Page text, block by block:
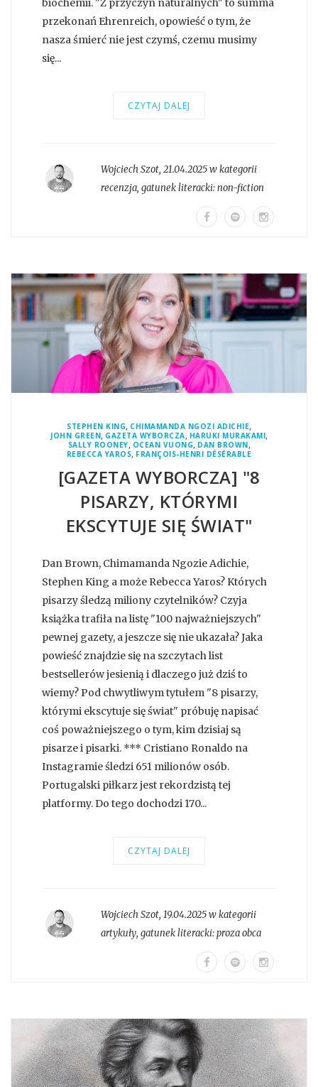
biochemii. "Z przyczyn naturalnych" to summa
przekonań Ehrenreich, opowieść o tym, że
nasza śmierć nie jest czymś, czemu musimy
się...
CZYTAJ DALEJ
Wojciech Szot, 21.04.2025 w kategorii
recenzja, gatunek literacki:non-fiction
STEPHEN KING, CHIMAMANDA NGOZI ADICHIE,
JOHN GREEN, GAZETA WYBORCZA, HARUKI MURAKAMI,
SALLY ROONEY, OCEAN VUONG, DAN BROWN,
REBECCA YAROS, FRANÇOIS-HENRI DÉSÉRABLE
[GAZETA WYBORCZA] "8
PISARZY, KTÓRYMI
EKSCYTUJE SIĘ ŚWIAT"
Dan Brown, Chimamanda Ngozie Adichie,
Stephen King a może Rebecca Yaros? Których
pisarzy śledzą miliony czytelników? Czyja
książka trafiła na listę "100 najważniejszych"
pewnej gazety, a jeszcze się nie ukazała? Jaka
powieść znajdzie się na szczytach list
bestsellerów jesienią i dlaczego już dziś to
wiemy? Pod chwytliwym tytułem "8 pisarzy,
którymi ekscytuje się świat" próbuję napisać
coś poważniejszego o tym, kim dzisiaj są
pisarze i pisarki. *** Cristiano Ronaldo na
Instagramie śledzi 651 milionów osób.
Portugalski piłkarz jest rekordzistą tej
platformy. Do tego dochodzi 170...
CZYTAJ DALEJ
Wojciech Szot, 19.04.2025 w kategorii
artykuły, gatunek literacki:proza obca